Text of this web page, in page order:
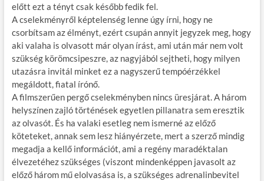
előtt ezt a tényt csak később fedik fel.
A cselekményről képtelenség lenne úgy írni, hogy ne
csorbítsam az élményt, ezért csupán annyit jegyzek meg, hogy
aki valaha is olvasott már olyan írást, ami után már nem volt
szükség körömcsipeszre, az nagyjából sejtheti, hogy milyen
utazásra invitál minket ez a nagyszerű tempóérzékkel
megáldott, fiatal írónő.
A filmszerűen pergő cselekményben nincs üresjárat. A három
helyszínen zajló történések egyetlen pillanatra sem eresztik
az olvasót. És ha valaki esetleg nem ismerné az előző
köteteket, annak sem lesz hiányérzete, mert a szerző mindig
megadja a kellő információt, ami a regény maradéktalan
élvezetéhez szükséges (viszont mindenképpen javasolt az
előző három mű elolvasása is, a szükséges adrenalinbevitel